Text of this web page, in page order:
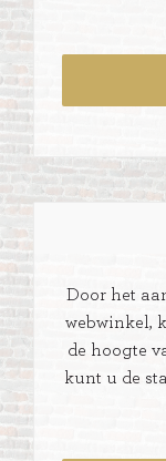
Door het
webwinkel,
de hoogte
kunt u de